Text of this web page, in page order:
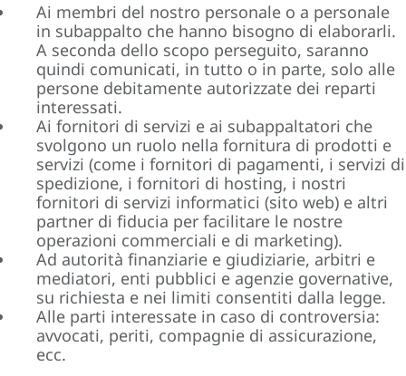
Ai membri del nostro personale o a personale
in subappalto che hanno bisogno di elaborarli.
A seconda dello scopo perseguito, saranno
quindi comunicati, in tutto o in parte, solo alle
persone debitamente autorizzate dei reparti
interessati.
Ai fornitori di servizi e ai subappaltatori che
svolgono un ruolo nella fornitura di prodotti e
servizi (come i fornitori di pagamenti, i servizi di
spedizione, i fornitori di hosting, i nostri
fornitori di servizi informatici (sito web) e altri
partner di fiducia per facilitare le nostre
operazioni commerciali e di marketing).
Ad autorità finanziarie e giudiziarie, arbitri e
mediatori, enti pubblici e agenzie governative,
su richiesta e nei limiti consentiti dalla legge.
Alle parti interessate in caso di controversia:
avvocati, periti, compagnie di assicurazione,
ecc.